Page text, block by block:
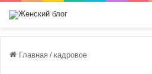
Главная / кадровое